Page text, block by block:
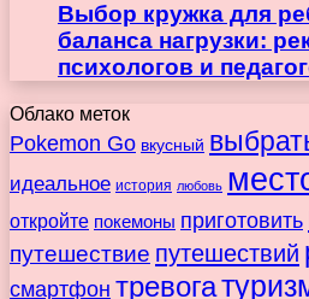
Выбор кружка для
баланса нагрузки:
психологов и
Облако меток
Pokemon Go вкусный
идеальное история любовь
откройте покемоны приготовить
путешествие путешествий
смартфон тревога